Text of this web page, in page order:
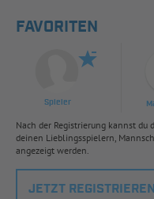
FAVORITEN
Spieler
Nach der Registrierung kannst du
deinen Lieblingsspielern,
angezeigt werden.
JETZT REGISTRIEREN